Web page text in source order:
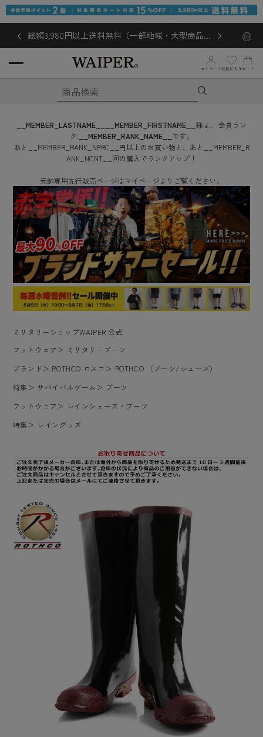
総額3,980円以上送料無料（一部地域・大型商品対
象外あり）
マイページ お気に入り カート
__MEMBER_LASTNAME__ __MEMBER_FIRSTNAME__ 様は、
会員ラン
ク: __MEMBER_RANK_NAME__ です。
あと
__MEMBER_RANK_NPRC__ 円以上のお買い物と、あと
__MEMBER_R
ANK_NCNT__ 回の購入でランクアップ！
元帥専用先行販売ページはマイページよりご覧ください。
ミリタリーショップWAIPER 公式
フットウェア ＞ ミリタリーブーツ
ブランド＞ ROTHCO ロスコ ＞ ROTHCO （ブーツ/シューズ）
特集 ＞ サバイバルゲーム ＞ ブーツ
フットウェア ＞ レインシューズ・ブーツ
特集 ＞ レイングッズ